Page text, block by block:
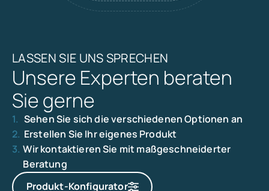
LASSEN SIE UNS SPRECHEN
Unsere Experten beraten
Sie gerne
1. Sehen Sie sich die verschiedenen Optionen an
2. Erstellen Sie Ihr eigenes Produkt
3. Wir kontaktieren Sie mit maßgeschneiderter
Beratung
Produkt-Konfigurator